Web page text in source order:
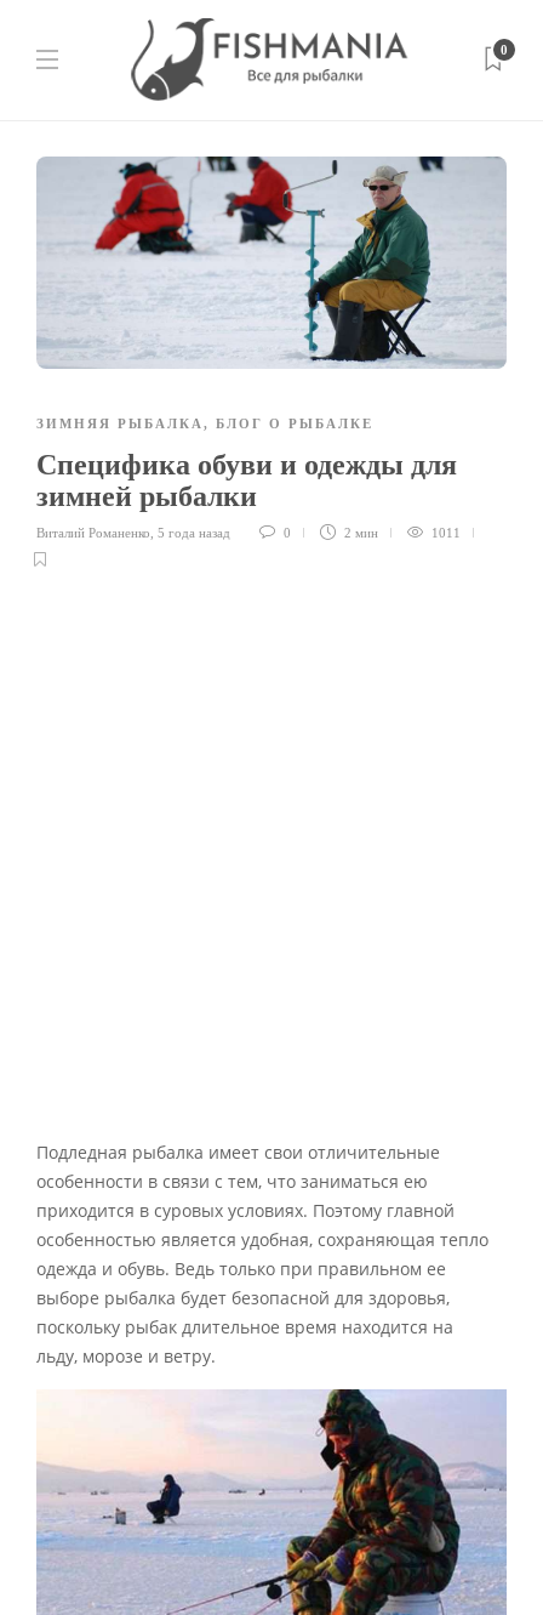
0
ЗИМНЯЯ РЫБАЛКА , БЛОГ О РЫБАЛКЕ
Специфика обуви и одежды для
зимней рыбалки
Виталий Романенко 5 года назад 0 2 мин 1011
Подледная рыбалка имеет свои отличительные
особенности в связи с тем, что заниматься ею
приходится в суровых условиях. Поэтому главной
особенностью является удобная, сохраняющая тепло
одежда и обувь. Ведь только при правильном ее
выборе рыбалка будет безопасной для здоровья,
поскольку рыбак длительное время находится на
льду, морозе и ветру.